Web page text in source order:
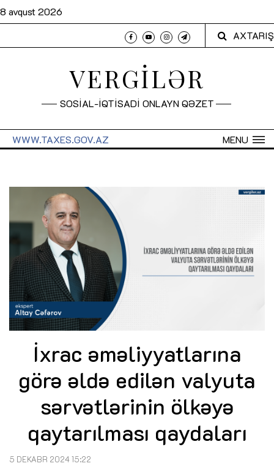
8 avqust 2026
AXTARIŞ
VERGİLƏR
SOSİAL-İQTİSADİ ONLAYN QƏZET
MENU
WWW.TAXES.GOV.AZ
İxrac əməliyyatlarına
görə əldə edilən valyuta
sərvətlərinin ölkəyə
qaytarılması qaydaları
5 DEKABR 2024 15:22